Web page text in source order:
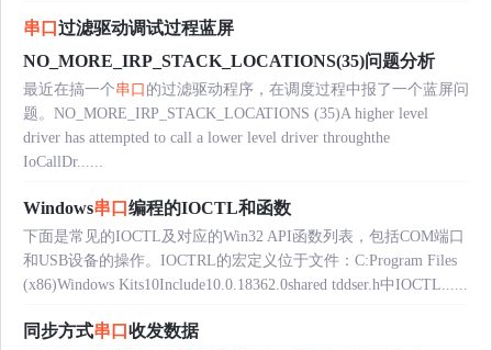
串口 过滤驱动调试过程蓝屏
NO_MORE_IRP_STACK_LOCATIONS(35)问题分析
最近在搞一个串口 的过滤驱动程序，在调度过程中报了一个蓝屏问
题。NO_MORE_IRP_STACK_LOCATIONS (35)A higher level
driver has attempted to call a lower level driver throughthe
IoCallDr......
Windows串口 编程的IOCTL和函数
下面是常见的IOCTL及对应的Win32 API函数列表，包括COM端口
和USB设备的操作。IOCTRL的宏定义位于文件：C:Program Files
(x86)Windows Kits10Include10.0.18362.0shared tddser.h中IOCTL......
同步方式串口 收发数据